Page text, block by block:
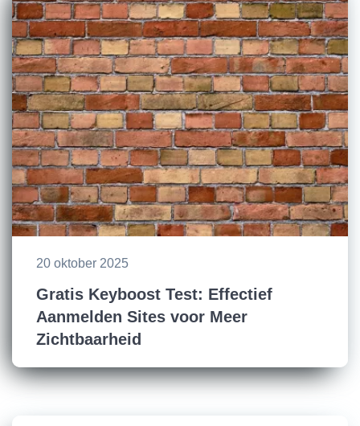
20 oktober 2025
Gratis Keyboost Test: Effectief
Aanmelden Sites voor Meer
Zichtbaarheid